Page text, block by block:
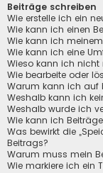
Beiträge schreiben
Wie erstelle ich ein
Wie kann ich einen
Wie kann ich
Wie kann ich eine
Wieso kann ich nicht
Wie bearbeite oder
Warum kann ich auf
Weshalb kann ich
Weshalb wurde ich
Wie kann ich
Was bewirkt die
Beitrags?
Warum muss mein
Wie markiere ich ein